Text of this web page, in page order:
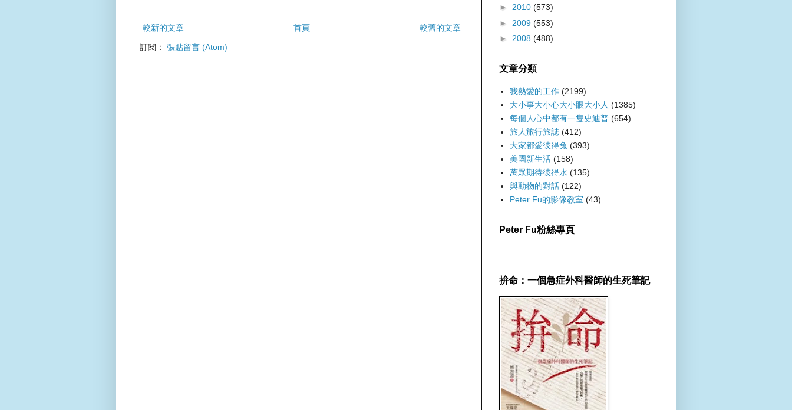
較新的文章 較舊的文章
首頁
訂閱： 張貼留言 (Atom)
► 2010 (573)
► 2009 (553)
► 2008 (488)
文章分類
我熱愛的工作 (2199)
大小事大小心大小眼大小人 (1385)
每個人心中都有一隻史迪普 (654)
旅人旅行旅誌 (412)
大家都愛彼得兔 (393)
美國新生活 (158)
萬眾期待彼得水 (135)
與動物的對話 (122)
Peter Fu的影像教室 (43)
Peter Fu粉絲專頁
拚命：一個急症外科醫師的生死筆記